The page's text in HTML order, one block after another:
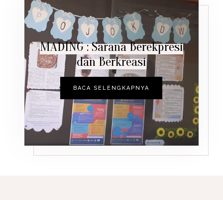
MADING : Sarana Berekpresi
dan Berkreasi
BACA SELENGKAPNYA